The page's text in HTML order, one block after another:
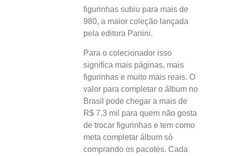
figurinhas subiu para mais de
980, a maior coleção lançada
pela editora Panini.
Para o colecionador isso
significa mais páginas, mais
figurinhas e muito mais reais. O
valor para completar o álbum no
Brasil pode chegar a mais de
R$ 7,3 mil para quem não gosta
de trocar figurinhas e tem como
meta completar álbum só
comprando os pacotes. Cada